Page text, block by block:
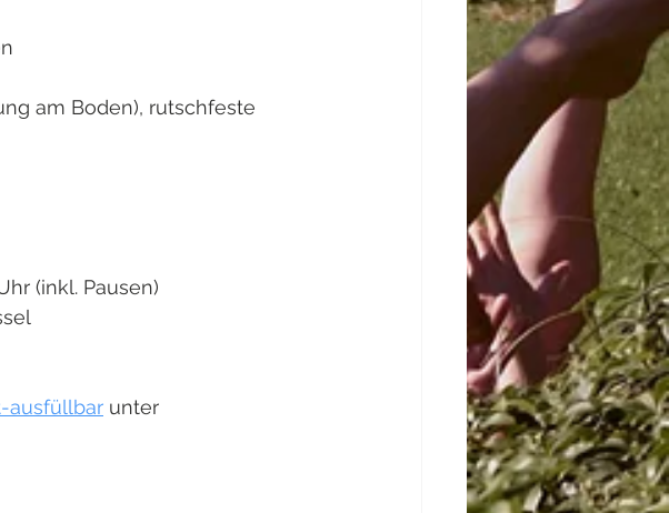
am Boden), rutschfeste
(inkl. Pausen)
ausfüllbar unter